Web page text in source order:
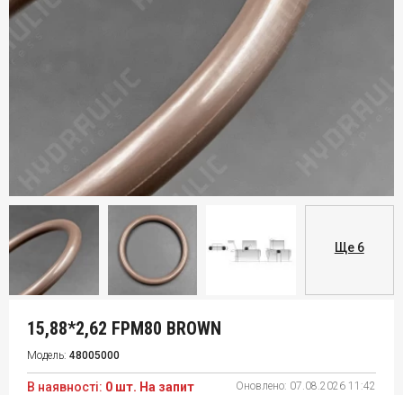
Ще 6
15,88*2,62 FPM80 BROWN
Модель: 48005000
В наявності: 0 шт. На запит Оновлено: 07.08.2026 11:42